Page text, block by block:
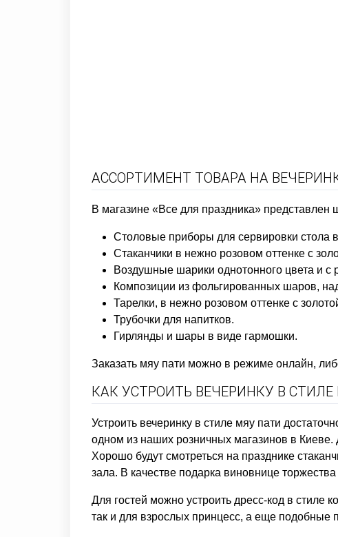
АССОРТИМЕНТ ТОВАРА НА
В магазине «Все для праздника» представлен
Столовые приборы для сервировки стола
Стаканчики в нежно розовом оттенке с
Воздушные шарики однотонного цвета и с
Композиции из фольгированных шаров,
Тарелки, в нежно розовом оттенке с
Трубочки для напитков.
Гирлянды и шары в виде гармошки.
Заказать мяу пати можно в режиме онлайн,
КАК УСТРОИТЬ ВЕЧЕРИНКУ В
Устроить вечеринку в стиле мяу пати
одном из наших розничных магазинов в Киеве.
Хорошо будут смотреться на празднике
зала. В качестве подарка виновнице
Для гостей можно устроить дресс-код в стиле
так и для взрослых принцесс, а еще подобные